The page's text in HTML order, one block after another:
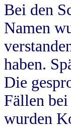
Bei den
Namen
haben.
Die
Fällen
wurden